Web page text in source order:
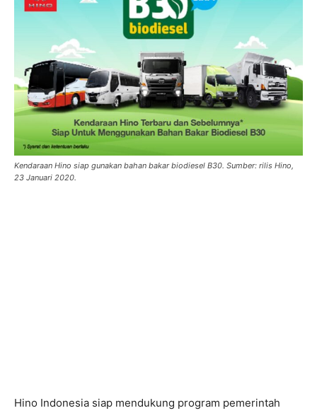
Kendaraan Hino siap gunakan bahan bakar biodiesel B30. Sumber: rilis Hino,
23 Januari 2020.
Hino Indonesia siap mendukung program pemerintah